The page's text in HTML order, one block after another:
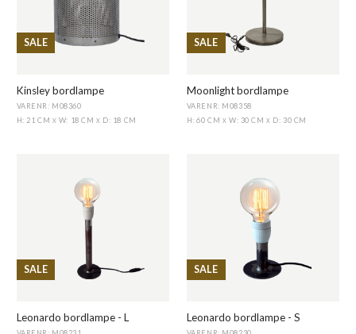
SALE
Kinsley bordlampe
VARENR: M08360
H: 21 CM X W: 18 CM X D: 18 CM
SALE
Moonlight bordlampe
VARENR: M08358
H: 60 CM X W: 30 CMX D: 30 CM
SALE
Leonardo bordlampe - L
SALE
Leonardo bordlampe - S